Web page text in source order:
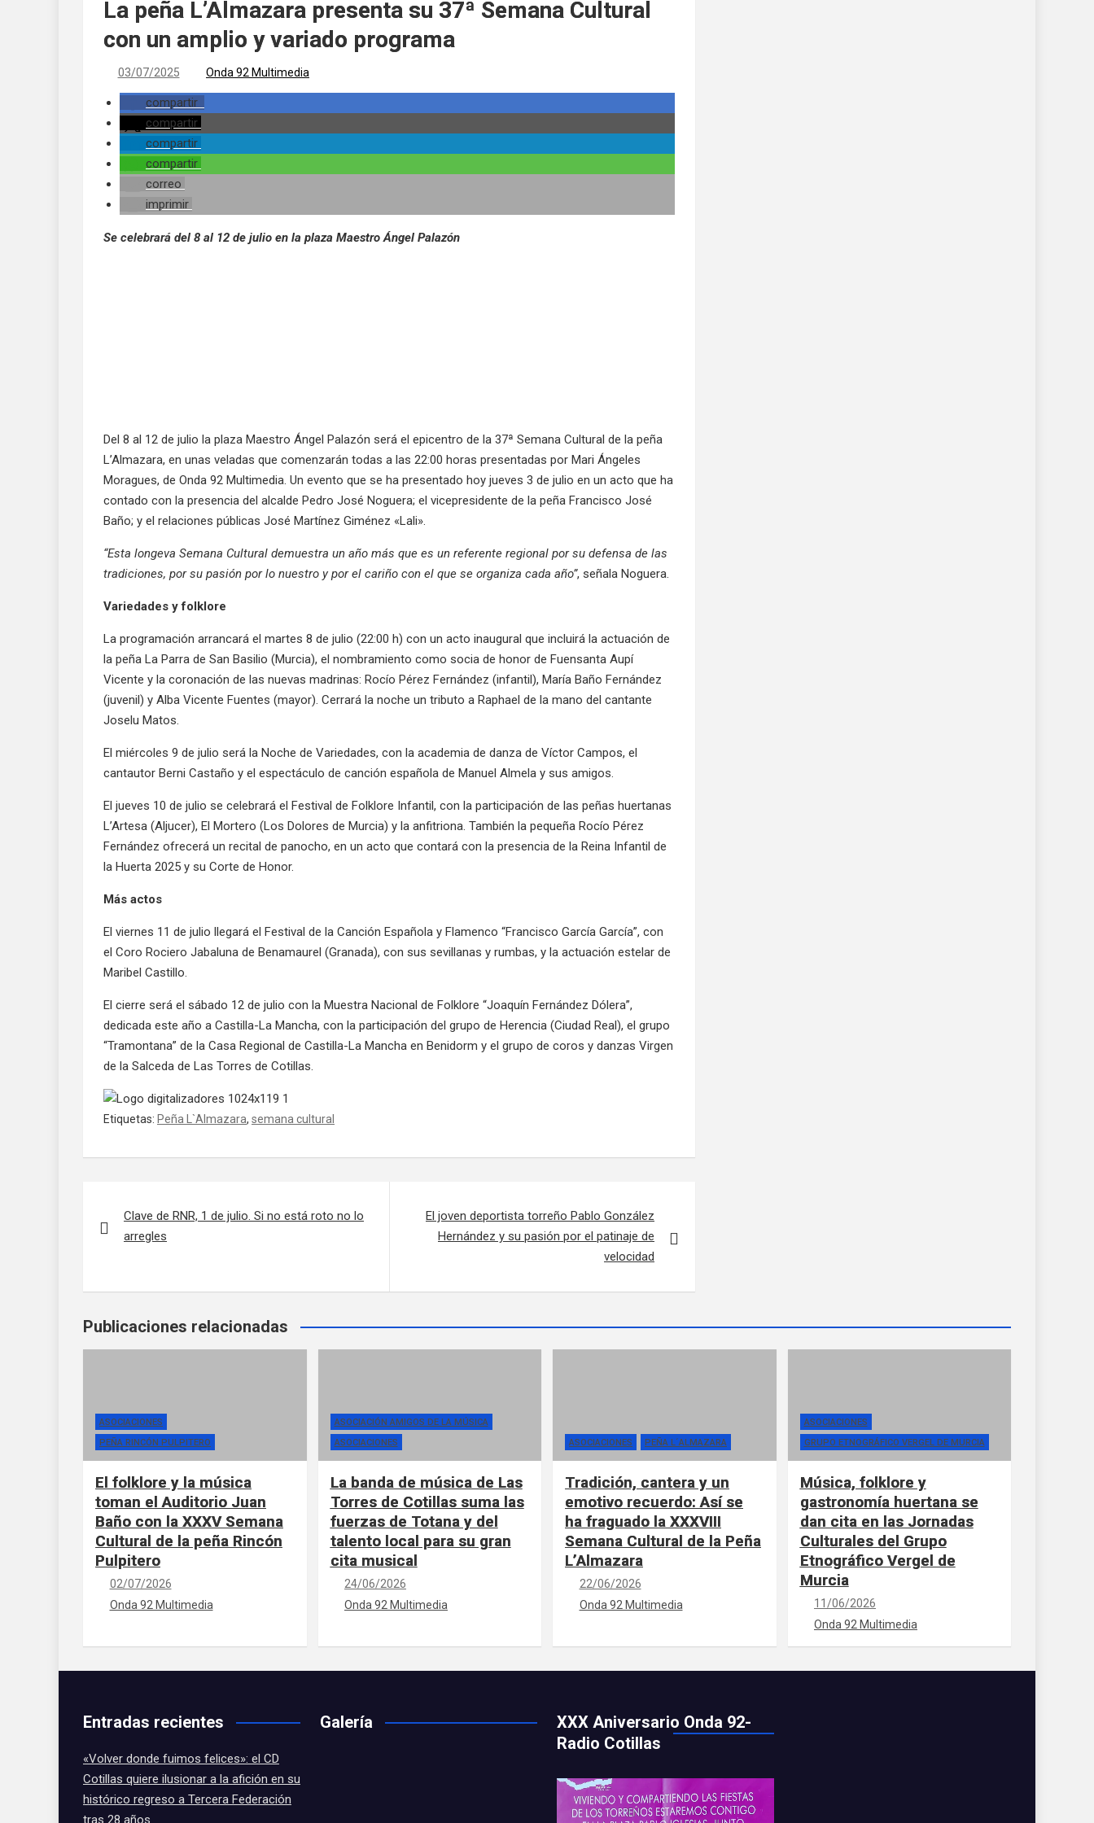
La peña L’Almazara presenta su 37ª Semana Cultural
con un amplio y variado programa
03/07/2025 Onda 92 Multimedia
compartir
compartir
compartir
compartir
correo
imprimir
Se celebrará del 8 al 12 de julio en la plaza Maestro Ángel Palazón
Del 8 al 12 de julio la plaza Maestro Ángel Palazón será el epicentro de la 37ª Semana Cultural de la peña
L’Almazara, en unas veladas que comenzarán todas a las 22:00 horas presentadas por Mari Ángeles
Moragues, de Onda 92 Multimedia. Un evento que se ha presentado hoy jueves 3 de julio en un acto que ha
contado con la presencia del alcalde Pedro José Noguera; el vicepresidente de la peña Francisco José
Baño; y el relaciones públicas José Martínez Giménez «Lali».
“Esta longeva Semana Cultural demuestra un año más que es un referente regional por su defensa de las
tradiciones, por su pasión por lo nuestro y por el cariño con el que se organiza cada año”, señala Noguera.
Variedades y folklore
La programación arrancará el martes 8 de julio (22:00 h) con un acto inaugural que incluirá la actuación de
la peña La Parra de San Basilio (Murcia), el nombramiento como socia de honor de Fuensanta Aupí
Vicente y la coronación de las nuevas madrinas: Rocío Pérez Fernández (infantil), María Baño Fernández
(juvenil) y Alba Vicente Fuentes (mayor). Cerrará la noche un tributo a Raphael de la mano del cantante
Joselu Matos.
El miércoles 9 de julio será la Noche de Variedades, con la academia de danza de Víctor Campos, el
cantautor Berni Castaño y el espectáculo de canción española de Manuel Almela y sus amigos.
El jueves 10 de julio se celebrará el Festival de Folklore Infantil, con la participación de las peñas huertanas
L’Artesa (Aljucer), El Mortero (Los Dolores de Murcia) y la anfitriona. También la pequeña Rocío Pérez
Fernández ofrecerá un recital de panocho, en un acto que contará con la presencia de la Reina Infantil de
la Huerta 2025 y su Corte de Honor.
Más actos
El viernes 11 de julio llegará el Festival de la Canción Española y Flamenco “Francisco García García”, con
el Coro Rociero Jabaluna de Benamaurel (Granada), con sus sevillanas y rumbas, y la actuación estelar de
Maribel Castillo.
El cierre será el sábado 12 de julio con la Muestra Nacional de Folklore “Joaquín Fernández Dólera”,
dedicada este año a Castilla-La Mancha, con la participación del grupo de Herencia (Ciudad Real), el grupo
“Tramontana” de la Casa Regional de Castilla-La Mancha en Benidorm y el grupo de coros y danzas Virgen
de la Salceda de Las Torres de Cotillas.
Etiquetas: Peña L`Almazara, semana cultural
Clave de RNR, 1 de julio. Si no está roto no lo
arregles
El joven deportista torreño Pablo González
Hernández y su pasión por el patinaje de
velocidad
Publicaciones relacionadas
ASOCIACIONES
PEÑA RINCÓN PULPITERO
El folklore y la música
toman el Auditorio Juan
Baño con la XXXV Semana
Cultural de la peña Rincón
Pulpitero
02/07/2026
Onda 92 Multimedia
ASOCIACIÓN AMIGOS DE LA MÚSICA
ASOCIACIONES
La banda de música de Las
Torres de Cotillas suma las
fuerzas de Totana y del
talento local para su gran
cita musical
24/06/2026
Onda 92 Multimedia
ASOCIACIONES PEÑA L´ALMAZARA
Tradición, cantera y un
emotivo recuerdo: Así se
ha fraguado la XXXVIII
Semana Cultural de la Peña
L’Almazara
22/06/2026
Onda 92 Multimedia
ASOCIACIONES
GRUPO ETNOGRÁFICO VERGEL DE MURCIA
Música, folklore y
gastronomía huertana se
dan cita en las Jornadas
Culturales del Grupo
Etnográfico Vergel de
Murcia
11/06/2026
Onda 92 Multimedia
Entradas recientes
«Volver donde fuimos felices»: el CD
Cotillas quiere ilusionar a la afición en su
histórico regreso a Tercera Federación
tras 28 años
Galería
XXX Aniversario Onda 92-
Radio Cotillas